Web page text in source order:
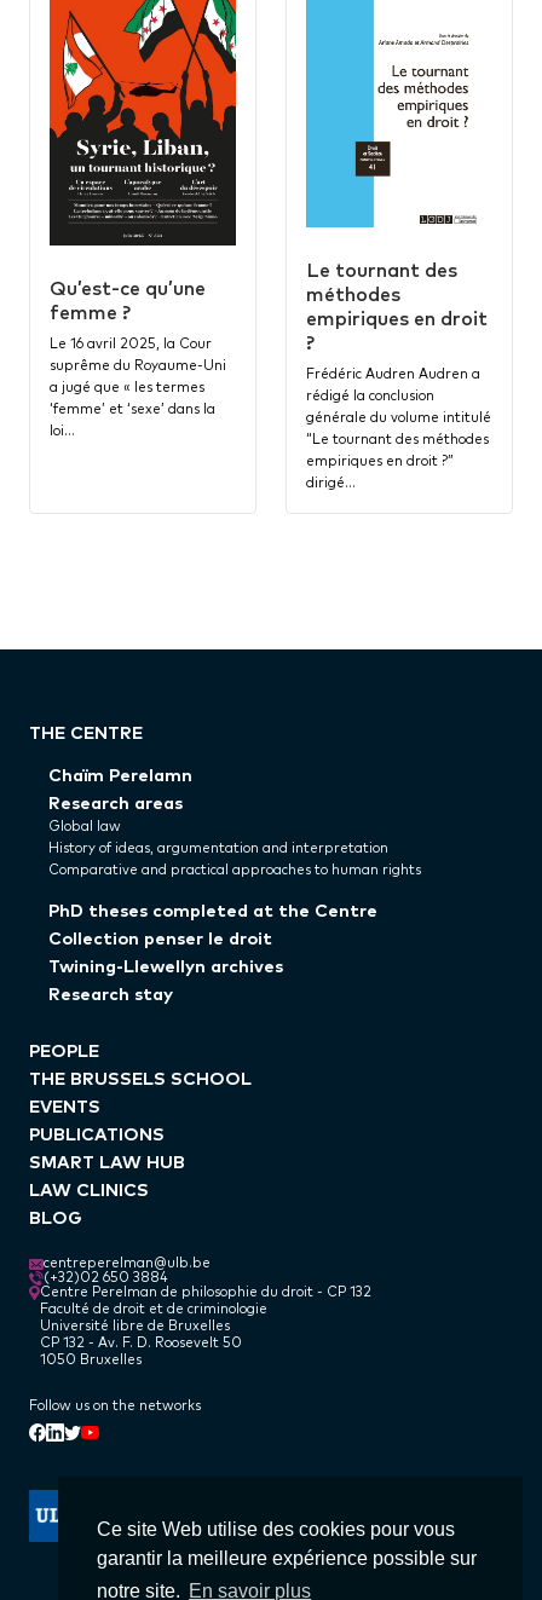
Ce site Web utilise des cookies pour vous
garantir la meilleure expérience possible sur
notre site. En savoir plus
Qu’est-ce qu’une
femme ?
Le 16 avril 2025, la Cour
suprême du Royaume-Uni
a jugé que « les termes
‘femme’ et ‘sexe’ dans la
loi…
Le tournant des
méthodes
empiriques en droit
?
Frédéric Audren Audren a
rédigé la conclusion
générale du volume intitulé
“Le tournant des méthodes
empiriques en droit ?”
dirigé…
THE CENTRE
Chaïm Perelamn
Research areas
Global law
History of ideas, argumentation and interpretation
Comparative and practical approaches to human rights
PhD theses completed at the Centre
Collection penser le droit
Twining-Llewellyn archives
Research stay
PEOPLE
THE BRUSSELS SCHOOL
EVENTS
PUBLICATIONS
SMART LAW HUB
LAW CLINICS
BLOG
centreperelman@ulb.be
(+32)02 650 3884
Centre Perelman de philosophie du droit - CP 132
Faculté de droit et de criminologie
Université libre de Bruxelles
CP 132 - Av. F. D. Roosevelt 50
1050 Bruxelles
Follow us on the networks
Facebook
Linkedin
Twitter
Youtube